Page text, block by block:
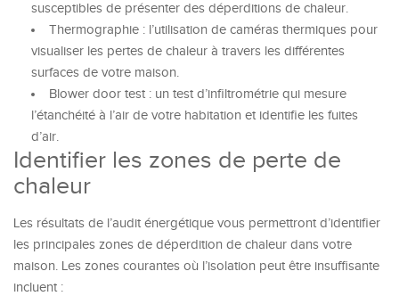
susceptibles de présenter des déperditions de chaleur.
Thermographie : l’utilisation de caméras thermiques pour
visualiser les pertes de chaleur à travers les différentes
surfaces de votre maison.
Blower door test : un test d’infiltrométrie qui mesure
l’étanchéité à l’air de votre habitation et identifie les fuites
d’air.
Identifier les zones de perte de
chaleur
Les résultats de l’audit énergétique vous permettront d’identifier
les principales zones de déperdition de chaleur dans votre
maison. Les zones courantes où l’isolation peut être insuffisante
incluent :